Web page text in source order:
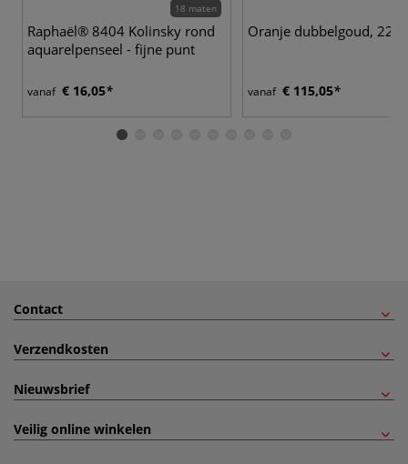
18 maten
Raphaël® 8404 Kolinsky rond
aquarelpenseel - fijne punt
vanaf € 16,05
Oranje dubbelgoud, 22
vanaf € 115,05
Contact
Verzendkosten
Nieuwsbrief
Veilig online winkelen